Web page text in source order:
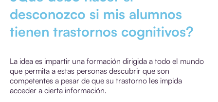
desconozco si mis alumnos
tienen trastornos cognitivos?
La idea es impartir una formación dirigida a todo el mundo
que permita a estas personas descubrir que son
competentes a pesar de que su trastorno les impida
acceder a cierta información.